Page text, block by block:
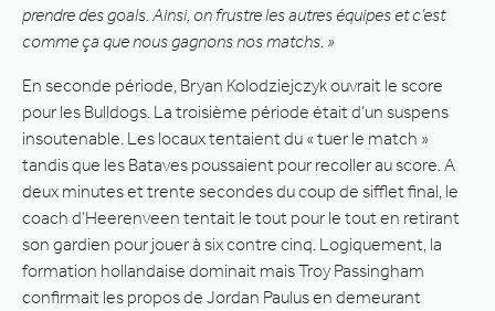
prendre des goals. Ainsi, on frustre les autres équipes et c’est
comme ça que nous gagnons nos matchs. »
En seconde période, Bryan Kolodziejczyk ouvrait le score
pour les Bulldogs. La troisième période était d’un suspens
insoutenable. Les locaux tentaient du « tuer le match »
tandis que les Bataves poussaient pour recoller au score. A
deux minutes et trente secondes du coup de sifflet final, le
coach d’Heerenveen tentait le tout pour le tout en retirant
son gardien pour jouer à six contre cinq. Logiquement, la
formation hollandaise dominait mais Troy Passingham
confirmait les propos de Jordan Paulus en demeurant